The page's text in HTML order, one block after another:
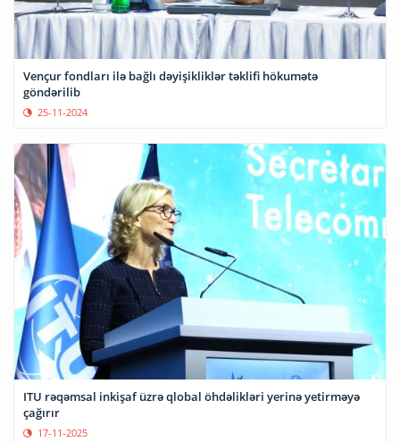
Vençur fondları ilə bağlı dəyişikliklər təklifi hökumətə
göndərilib
25-11-2024
ITU rəqəmsal inkişaf üzrə qlobal öhdəlikləri yerinə yetirməyə
çağırır
17-11-2025